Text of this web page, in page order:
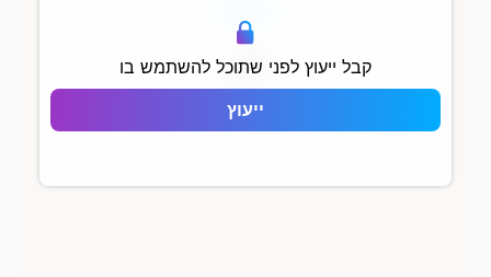
קבל ייעוץ לפני שתוכל להשתמש בו
ייעוץ
Golden Palace Halic